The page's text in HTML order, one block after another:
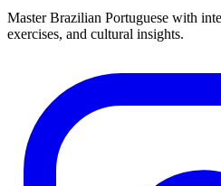
Master Brazilian Portuguese with
exercises, and cultural insights.